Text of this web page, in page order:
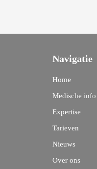
Navigatie
Home
Medische info
Expertise
Tarieven
Nieuws
Over ons